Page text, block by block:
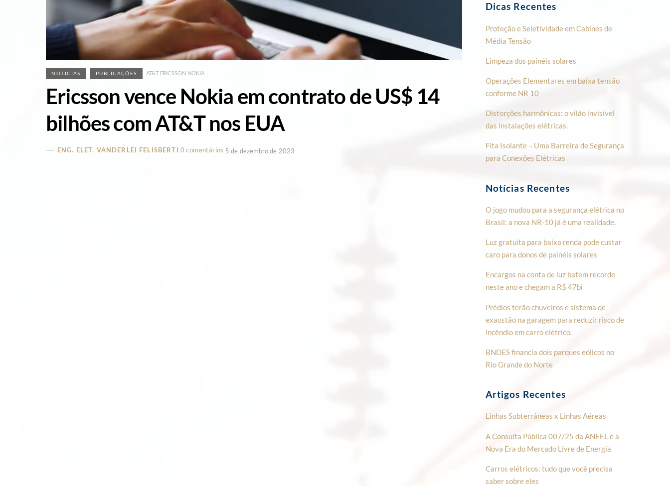
NOTÍCIAS PUBLICAÇÕES AT&T, ERICSSON, NOKIA
Ericsson vence Nokia em contrato de US$ 14
bilhões com AT&T nos EUA
ENG. ELET. VANDERLEI FELISBERTI 0 comentários 5 de dezembro de 2023
Dicas Recentes
Proteção e Seletividade em Cabines de
Média Tensão
Limpeza dos painéis solares
Operações Elementares em baixa tensão
conforme NR 10
Distorções harmônicas: o vilão invisível
das instalações elétricas.
Fita Isolante – Uma Barreira de Segurança
para Conexões Elétricas
Notícias Recentes
O jogo mudou para a segurança elétrica no
Brasil: a nova NR-10 já é uma realidade.
Luz gratuita para baixa renda pode custar
caro para donos de painéis solares
Encargos na conta de luz batem recorde
neste ano e chegam a R$ 47bi
Prédios terão chuveiros e sistema de
exaustão na garagem para reduzir risco de
incêndio em carro elétrico.
BNDES financia dois parques eólicos no
Rio Grande do Norte
Artigos Recentes
Linhas Subterrâneas x Linhas Aéreas
A Consulta Pública 007/25 da ANEEL e a
Nova Era do Mercado Livre de Energia
Carros elétricos: tudo que você precisa
saber sobre eles